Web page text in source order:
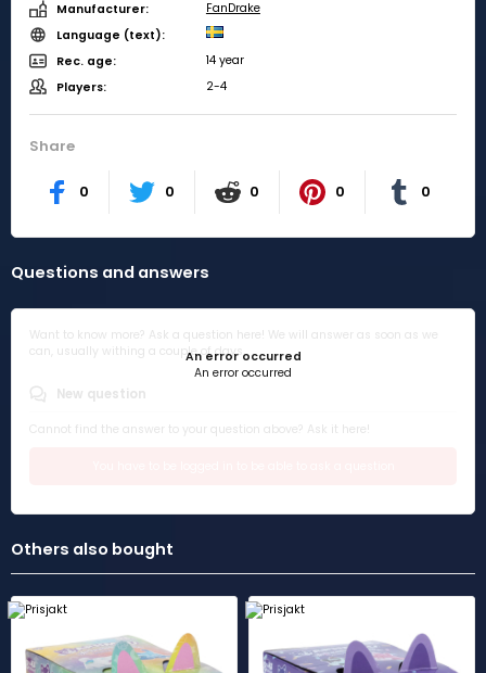
Manufacturer:
FanDrake
Language (text):
Rec. age:
14 year
Players:
2-4
Share
0 0 0 0 0
Questions and answers
An error occurred
An error occurred
Want to know more? Ask a question here! We will answer as soon as we
can, usually withing a couple of days.
New question
Cannot find the answer to your question above? Ask it here!
Others also bought